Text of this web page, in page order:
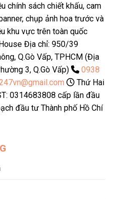
trắng
chính sách chiết khấu, cam
chụp ảnh hoa trước và
khu vực trên toàn quốc
Địa chỉ: 950/39
Q.Gò Vấp, TPHCM (Địa
3, Q.Gò Vấp)
0938
Thứ Hai
0314683808 cấp lần đầu
đầu tư Thành phố Hồ Chí